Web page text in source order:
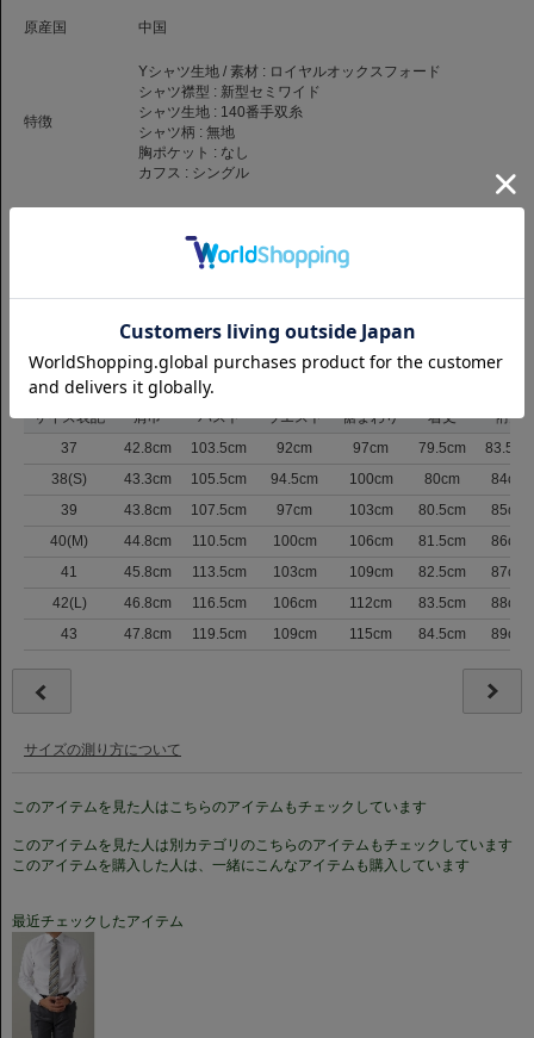
原産国 中国
特徴
Yシャツ生地 / 素材 : ロイヤルオックスフォード
シャツ襟型 : 新型セミワイド
シャツ生地 : 140番手双糸
シャツ柄 : 無地
胸ポケット : なし
カフス : シングル
SLM-CHN-SE2-S-2384-WH
サイズ
サイズ表記 肩巾 バスト ウエスト 裾まわり 着丈
裄丈
37
42.8cm 103.5cm 92cm 97cm 79.5cm
83.5cm
38(S)
43.3cm 105.5cm 94.5cm 100cm 80cm
84cm
39
43.8cm 107.5cm 97cm 103cm 80.5cm
85cm
40(M)
44.8cm 110.5cm 100cm 106cm 81.5cm
86cm
41
45.8cm 113.5cm 103cm 109cm 82.5cm
87cm
42(L)
46.8cm 116.5cm 106cm 112cm 83.5cm
88cm
43
47.8cm 119.5cm 109cm 115cm 84.5cm 89cm
サイズの測り方について
このアイテムを見た人はこちらのアイテムもチェックしています
このアイテムを見た人は別カテゴリのこちらのアイテムもチェックしています
このアイテムを購入した人は、一緒にこんなアイテムも購入しています
最近チェックしたアイテム